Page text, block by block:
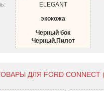
ELEGANT
экокожа
Черный бок
Черный.Пилот
ДЛЯ FORD CONNECT